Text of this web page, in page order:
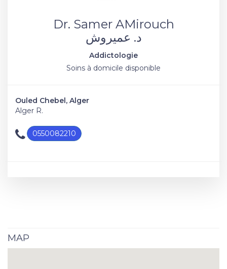
Dr. Samer AMirouch
د. عميروش
Addictologie
Soins à domicile disponible
Ouled Chebel, Alger
Alger R.
0550082210
MAP